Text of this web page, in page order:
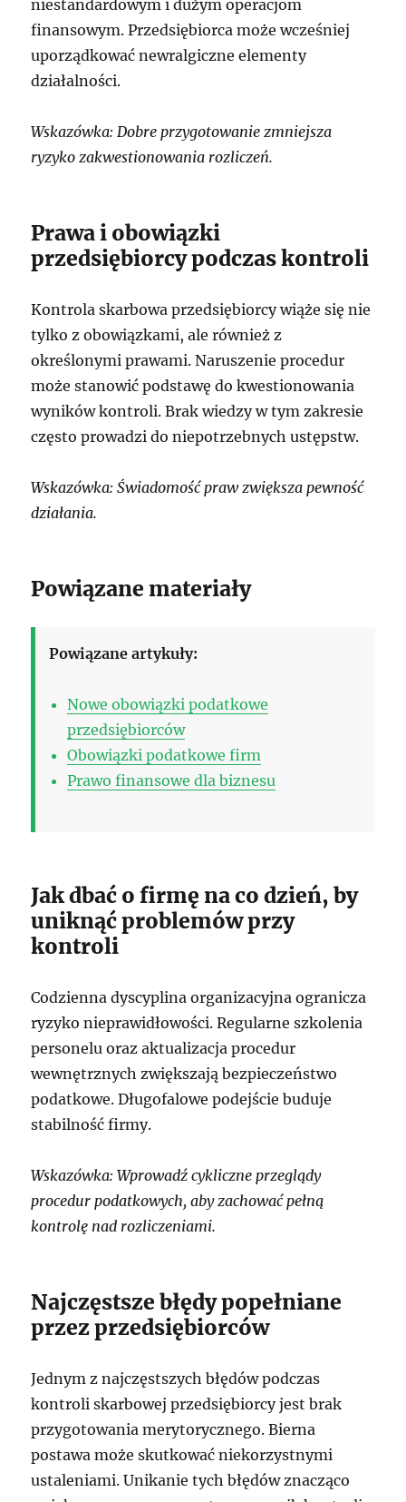
niestandardowym i dużym operacjom
finansowym. Przedsiębiorca może wcześniej
uporządkować newralgiczne elementy
działalności.
Wskazówka: Dobre przygotowanie zmniejsza
ryzyko zakwestionowania rozliczeń.
Prawa i obowiązki
przedsiębiorcy podczas kontroli
Kontrola skarbowa przedsiębiorcy wiąże się nie
tylko z obowiązkami, ale również z
określonymi prawami. Naruszenie procedur
może stanowić podstawę do kwestionowania
wyników kontroli. Brak wiedzy w tym zakresie
często prowadzi do niepotrzebnych ustępstw.
Wskazówka: Świadomość praw zwiększa pewność
działania.
Powiązane materiały
Powiązane artykuły:
Nowe obowiązki podatkowe
przedsiębiorców
Obowiązki podatkowe firm
Prawo finansowe dla biznesu
Jak dbać o firmę na co dzień, by
uniknąć problemów przy
kontroli
Codzienna dyscyplina organizacyjna ogranicza
ryzyko nieprawidłowości. Regularne szkolenia
personelu oraz aktualizacja procedur
wewnętrznych zwiększają bezpieczeństwo
podatkowe. Długofalowe podejście buduje
stabilność firmy.
Wskazówka: Wprowadź cykliczne przeglądy
procedur podatkowych, aby zachować pełną
kontrolę nad rozliczeniami.
Najczęstsze błędy popełniane
przez przedsiębiorców
Jednym z najczęstszych błędów podczas
kontroli skarbowej przedsiębiorcy jest brak
przygotowania merytorycznego. Bierna
postawa może skutkować niekorzystnymi
ustaleniami. Unikanie tych błędów znacząco